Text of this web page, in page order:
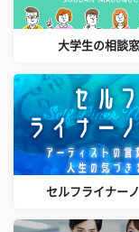
大学生の相談
セルフライナー